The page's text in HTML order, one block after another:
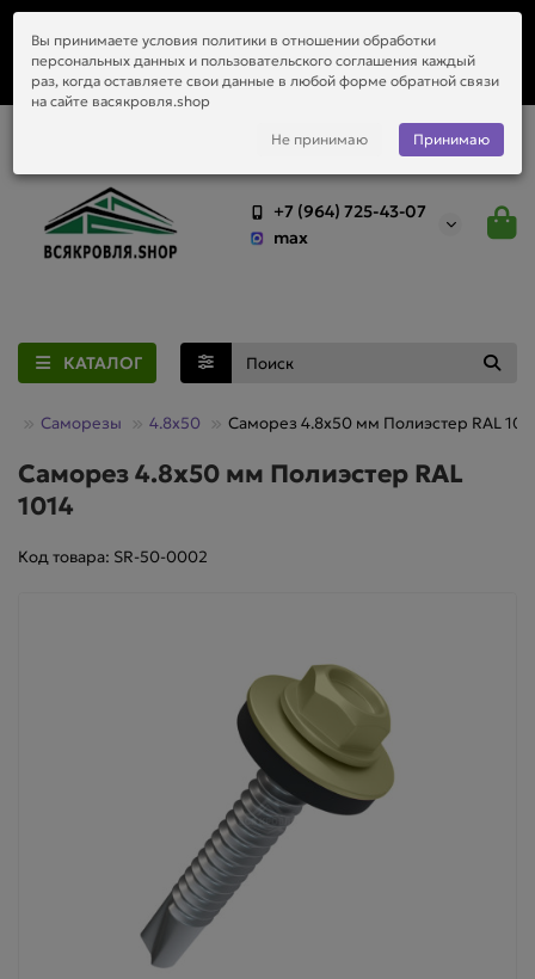
приобретённый у нас материал.
+7 (964) 725-43-07
max
КАТАЛОГ
Саморезы 4.8х50 Саморез 4.8х50 мм Полиэстер RAL
Саморез 4.8х50 мм Полиэстер RAL
1014
Код товара: SR-50-0002
Вы принимаете условия политики в отношении обработки
персональных данных и пользовательского соглашения каждый
раз, когда оставляете свои данные в любой форме обратной связи
на сайте васякровля.shop
Не принимаю Принимаю